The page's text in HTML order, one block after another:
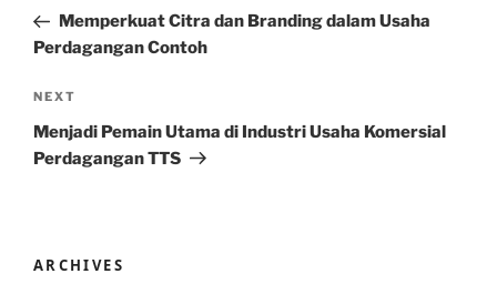
PostMemperkuat Citra dan Branding dalam Usaha
Perdagangan Contoh
Next
Post
NEXT
Menjadi Pemain Utama di Industri Usaha Komersial
Perdagangan TTS
ARCHIVES